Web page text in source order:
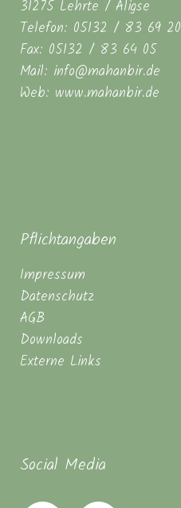
31275 Lehrte / Aligse
Telefon: 05132 / 83 69 20
Fax: 05132 / 83 64 05
Mail: info@mahanbir.de
Web: www.mahanbir.de
Pflichtangaben
Impressum
Datenschutz
AGB
Downloads
Externe Links
Social Media